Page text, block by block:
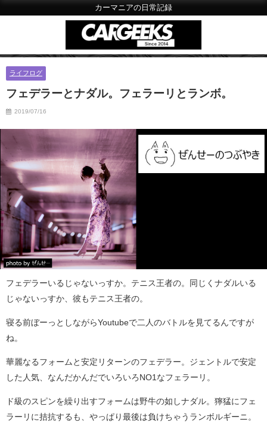
カーマニアの日常記録
ライフログ
フェデラーとナダル。フェラーリとランボ。
2019/07/16
フェデラーいるじゃないっすか。テニス王者の。同じくナダルいる
じゃないっすか、彼もテニス王者の。
寝る前ぼーっとしながらYoutubeで二人のバトルを見てるんですが
ね。
華麗なるフォームと安定リターンのフェデラー。ジェントルで安定
した人気、なんだかんだでいろいろNO1なフェラーリ。
ド級のスピンを繰り出すフォームは野牛の如しナダル。獰猛にフェ
ラーリに拮抗するも、やっぱり最後は負けちゃうランボルギーニ。